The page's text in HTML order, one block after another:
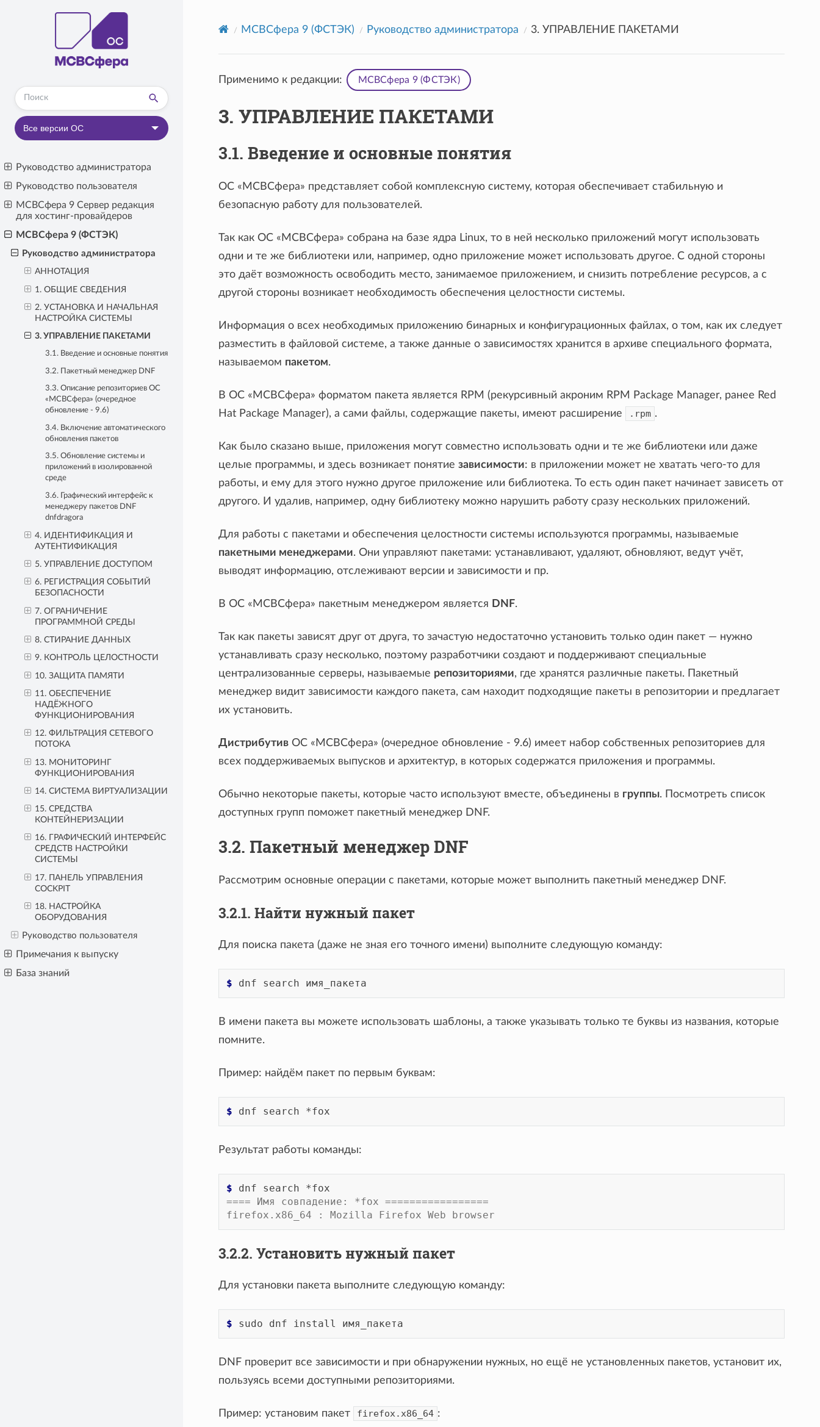
Версия:
Все версии ОС
Руководство администратора
Руководство пользователя
МСВСфера 9 Сервер редакция
для хостинг-провайдеров
МСВСфера 9 (ФСТЭК)
Руководство администратора
АННОТАЦИЯ
1. ОБЩИЕ СВЕДЕНИЯ
2. УСТАНОВКА И НАЧАЛЬНАЯ
НАСТРОЙКА СИСТЕМЫ
3. УПРАВЛЕНИЕ ПАКЕТАМИ
3.1. Введение и основные понятия
3.2. Пакетный менеджер DNF
3.3. Описание репозиториев ОС
«МСВСфера» (очередное
обновление - 9.6)
3.4. Включение автоматического
обновления пакетов
3.5. Обновление системы и
приложений в изолированной
среде
3.6. Графический интерфейс к
менеджеру пакетов DNF
dnfdragora
4. ИДЕНТИФИКАЦИЯ И
АУТЕНТИФИКАЦИЯ
5. УПРАВЛЕНИЕ ДОСТУПОМ
6. РЕГИСТРАЦИЯ СОБЫТИЙ
БЕЗОПАСНОСТИ
7. ОГРАНИЧЕНИЕ
ПРОГРАММНОЙ СРЕДЫ
8. СТИРАНИЕ ДАННЫХ
9. КОНТРОЛЬ ЦЕЛОСТНОСТИ
10. ЗАЩИТА ПАМЯТИ
11. ОБЕСПЕЧЕНИЕ
НАДЁЖНОГО
ФУНКЦИОНИРОВАНИЯ
12. ФИЛЬТРАЦИЯ СЕТЕВОГО
ПОТОКА
13. МОНИТОРИНГ
ФУНКЦИОНИРОВАНИЯ
14. СИСТЕМА ВИРТУАЛИЗАЦИИ
15. СРЕДСТВА
КОНТЕЙНЕРИЗАЦИИ
16. ГРАФИЧЕСКИЙ ИНТЕРФЕЙС
СРЕДСТВ НАСТРОЙКИ
СИСТЕМЫ
17. ПАНЕЛЬ УПРАВЛЕНИЯ
COCKPIT
18. НАСТРОЙКА
ОБОРУДОВАНИЯ
Руководство пользователя
Примечания к выпуску
База знаний
МСВСфера 9 (ФСТЭК) Руководство администратора 3. УПРАВЛЕНИЕ ПАКЕТАМИ
Применимо к редакции: МСВСфера 9 (ФСТЭК)
3. УПРАВЛЕНИЕ ПАКЕТАМИ
3.1. Введение и основные понятия
ОС «МСВСфера» представляет собой комплексную систему, которая обеспечивает стабильную и
безопасную работу для пользователей.
Так как ОС «МСВСфера» собрана на базе ядра Linux, то в ней несколько приложений могут использовать
одни и те же библиотеки или, например, одно приложение может использовать другое. С одной стороны
это даёт возможность освободить место, занимаемое приложением, и снизить потребление ресурсов, а с
другой стороны возникает необходимость обеспечения целостности системы.
Информация о всех необходимых приложению бинарных и конфигурационных файлах, о том, как их следует
разместить в файловой системе, а также данные о зависимостях хранится в архиве специального формата,
называемом пакетом.
В ОС «МСВСфера» форматом пакета является RPM (рекурсивный акроним RPM Package Manager, ранее Red
Hat Package Manager), а сами файлы, содержащие пакеты, имеют расширение
.rpm .
Как было сказано выше, приложения могут совместно использовать одни и те же библиотеки или даже
целые программы, и здесь возникает понятиезависимости: в приложении может не хватать чего-то для
работы, и ему для этого нужно другое приложение или библиотека. То есть один пакет начинает зависеть от
другого. И удалив, например, одну библиотеку можно нарушить работу сразу нескольких приложений.
Для работы с пакетами и обеспечения целостности системы используются программы, называемые
пакетными менеджерами. Они управляют пакетами: устанавливают, удаляют, обновляют, ведут учёт,
выводят информацию, отслеживают версии и зависимости и пр.
В ОС «МСВСфера» пакетным менеджером является DNF.
Так как пакеты зависят друг от друга, то зачастую недостаточно установить только один пакет — нужно
устанавливать сразу несколько, поэтому разработчики создают и поддерживают специальные
централизованные серверы, называемые репозиториями, где хранятся различные пакеты. Пакетный
менеджер видит зависимости каждого пакета, сам находит подходящие пакеты в репозитории и предлагает
их установить.
Дистрибутив ОС «МСВСфера» (очередное обновление - 9.6) имеет набор собственных репозиториев для
всех поддерживаемых выпусков и архитектур, в которых содержатся приложения и программы.
Обычно некоторые пакеты, которые часто используют вместе, объединены в группы. Посмотреть список
доступных групп поможет пакетный менеджер DNF.
3.2. Пакетный менеджер DNF
Рассмотрим основные операции с пакетами, которые может выполнить пакетный менеджер DNF.
3.2.1. Найти нужный пакет
Для поиска пакета (даже не зная его точного имени) выполните следующую команду:
$ dnf search
В имени пакета вы можете использовать шаблоны, а также указывать только те буквы из названия, которые
помните.
Пример: найдём пакет по первым буквам:
$ dnf search
Результат работы команды:
$ dnf search
==== Имя совпадение: *fox =================
firefox.x86_64 : Mozilla Firefox Web browser
3.2.2. Установить нужный пакет
Для установки пакета выполните следующую команду:
$ sudo dnf install
DNF проверит все зависимости и при обнаружении нужных, но ещё не установленных пакетов, установит их,
пользуясь всеми доступными репозиториями.
Пример: установим пакет firefox.x86_64 :